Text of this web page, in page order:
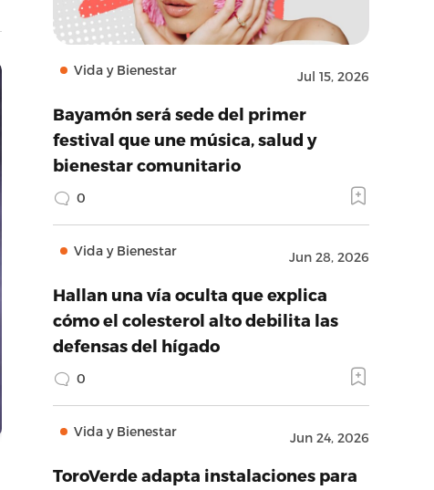
Vida y Bienestar Jul 15, 2026
Bayamón será sede del primer
festival que une música, salud y
bienestar comunitario
0
Vida y Bienestar Jun 28, 2026
Hallan una vía oculta que explica
cómo el colesterol alto debilita las
defensas del hígado
0
Vida y Bienestar Jun 24, 2026
ToroVerde adapta instalaciones para